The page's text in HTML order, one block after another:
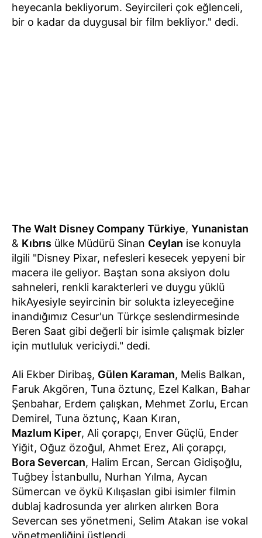
heyecanla bekliyorum. Seyircileri çok eğlenceli,
bir o kadar da duygusal bir film bekliyor." dedi.
The Walt Disney Company Türkiye, Yunanistan
& Kıbrıs ülke Müdürü Sinan Ceylan ise konuyla
ilgili "Disney Pixar, nefesleri kesecek yepyeni bir
macera ile geliyor. Baştan sona aksiyon dolu
sahneleri, renkli karakterleri ve duygu yüklü
hikAyesiyle seyircinin bir solukta izleyeceğine
inandığımız Cesur'un Türkçe seslendirmesinde
Beren Saat gibi değerli bir isimle çalışmak bizler
için mutluluk vericiydi." dedi.
Ali Ekber Diribaş, Gülen Karaman, Melis Balkan,
Faruk Akgören, Tuna öztunç, Ezel Kalkan, Bahar
Şenbahar, Erdem çalışkan, Mehmet Zorlu, Ercan
Demirel, Tuna öztunç, Kaan Kıran,
Mazlum Kiper, Ali çorapçı, Enver Güçlü, Ender
Yiğit, Oğuz özoğul, Ahmet Erez, Ali çorapçı,
Bora Severcan, Halim Ercan, Sercan Gidişoğlu,
Tuğbey İstanbullu, Nurhan Yılma, Aycan
Sümercan ve öykü Kılışaslan gibi isimler filmin
dublaj kadrosunda yer alırken alırken Bora
Severcan ses yönetmeni, Selim Atakan ise vokal
yönetmenliğini üstlendi.